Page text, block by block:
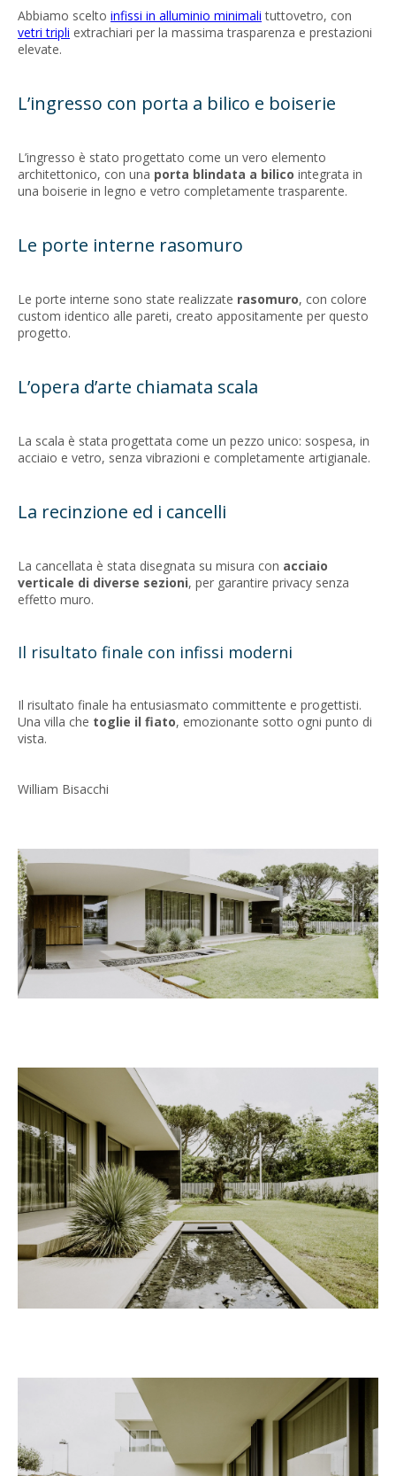
Abbiamo scelto infissi in alluminio minimali tuttovetro, con
vetri tripli extrachiari per la massima trasparenza e prestazioni
elevate.
L’ingresso con porta a bilico e boiserie
L’ingresso è stato progettato come un vero elemento
architettonico, con una porta blindata a bilico integrata in
una boiserie in legno e vetro completamente trasparente.
Le porte interne rasomuro
Le porte interne sono state realizzate rasomuro, con colore
custom identico alle pareti, creato appositamente per questo
progetto.
L’opera d’arte chiamata scala
La scala è stata progettata come un pezzo unico: sospesa, in
acciaio e vetro, senza vibrazioni e completamente artigianale.
La recinzione ed i cancelli
La cancellata è stata disegnata su misura con acciaio
verticale di diverse sezioni, per garantire privacy senza
effetto muro.
Il risultato finale con infissi moderni
Il risultato finale ha entusiasmato committente e progettisti.
Una villa che toglie il fiato, emozionante sotto ogni punto di
vista.
William Bisacchi